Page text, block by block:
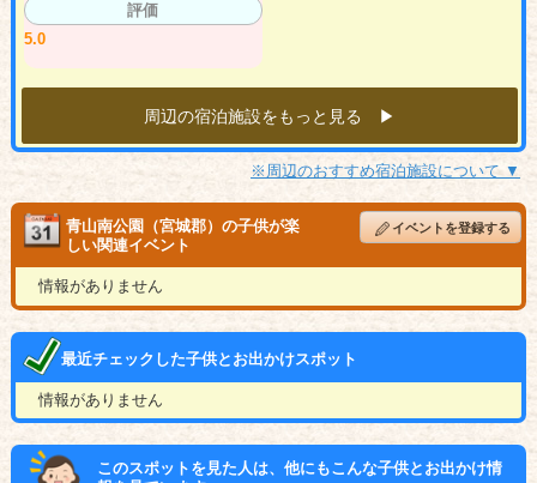
評価
5.0
周辺の宿泊施設をもっと見る ▶︎
※周辺のおすすめ宿泊施設について ▼
青山南公園（宮城郡）の子供が楽
しい関連イベント
イベントを登録する
情報がありません
最近チェックした子供とお出かけスポット
情報がありません
このスポットを見た人は、他にもこんな子供とお出かけ情